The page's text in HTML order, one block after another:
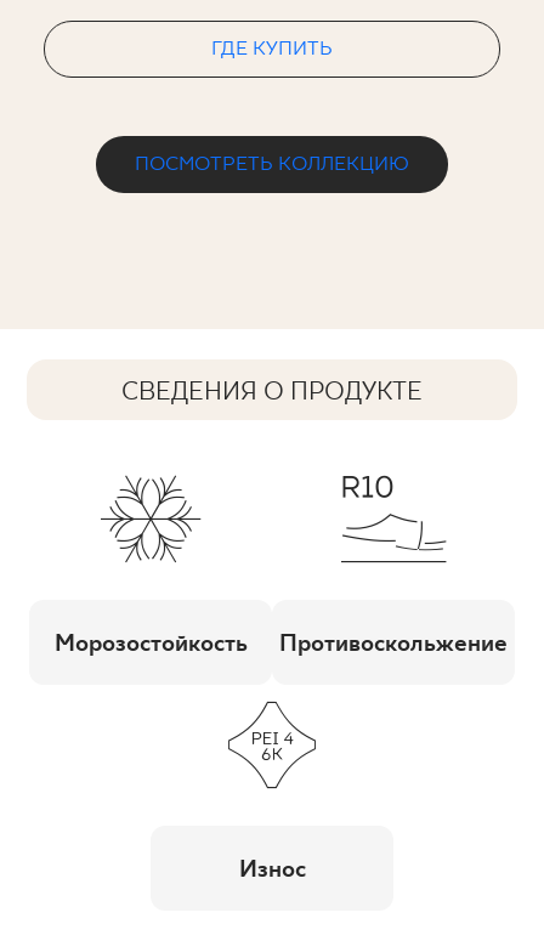
ГДЕ КУПИТЬ
ПОСМОТРЕТЬ КОЛЛЕКЦИЮ
СВЕДЕНИЯ О ПРОДУКТЕ
Морозостойкость Противоскольжение
Износ